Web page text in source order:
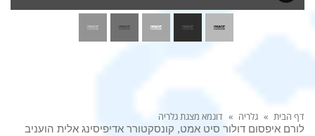
דף הבית » גלריה » דוגמא מצגת גלריה
לורם איפסום דולור סיט אמט, קונסקטורר אדיפיסינג אלית הועניב